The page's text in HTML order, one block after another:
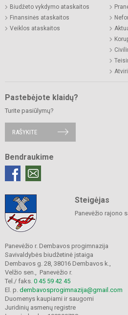
Biudžeto vykdymo ataskaitos
Finansinės ataskaitos
Veiklos ataskaitos
Pastebėjote klaidų?
Turite pasiūlymų?
RAŠYKITE
Bendraukime
Steigėjas
Panevėžio rajono
Panevėžio r. Dembavos progimnazija
Savivaldybės biudžetinė įstaiga
Dembavos g. 28, 38016 Dembavos k.,
Velžio sen., Panevėžio r.
Tel./ faks. 0 45 59 42 45
El. p. dembavosprogimnazija@gmail.com
Duomenys kaupiami ir saugomi
Juridinių asmenų registre